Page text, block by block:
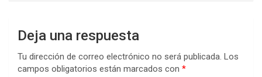
Deja una respuesta
Tu dirección de correo electrónico no será publicada. Los
campos obligatorios están marcados con *